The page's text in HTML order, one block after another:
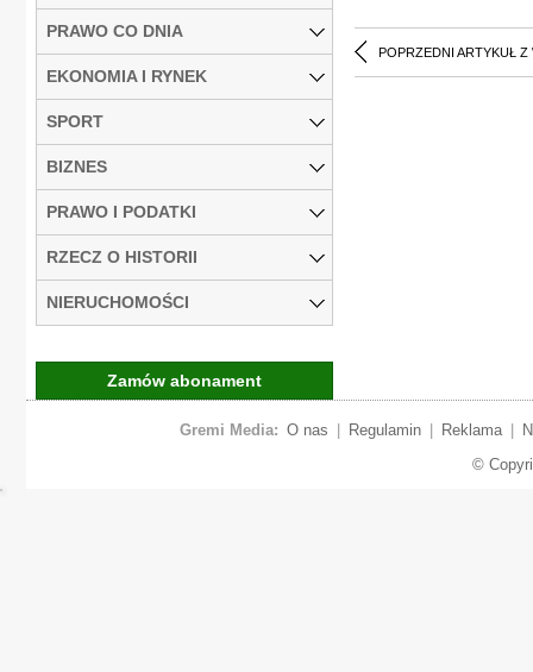
POPRZEDNI ARTYKUŁ Z
PRAWO CO DNIA
EKONOMIA I RYNEK
SPORT
BIZNES
PRAWO I PODATKI
RZECZ O HISTORII
NIERUCHOMOŚCI
Zamów abonament
Gremi Media: O nas Regulamin Reklama
©